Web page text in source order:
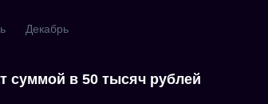
Декабрь
суммой в 50 тысяч рублей